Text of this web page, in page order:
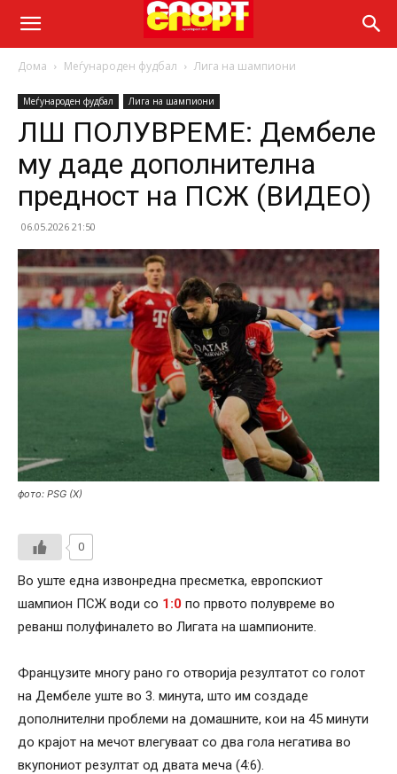
Дома Меѓународен фудбал Лига на шампиони
Меѓународен фудбал Лига на шампиони
ЛШ ПОЛУВРЕМЕ: Дембеле
му даде дополнителна
предност на ПСЖ (ВИДЕО)
06.05.2026 21:50
фото: PSG (X)
0
Во уште една извонредна пресметка, европскиот
шампион ПСЖ води со 1:0 по првото полувреме во
реванш полуфиналето во Лигата на шампионите.
Французите многу рано го отворија резултатот со голот
на Дембеле уште во 3. минута, што им создаде
дополнителни проблеми на домашните, кои на 45 минути
до крајот на мечот влегуваат со два гола негатива во
вкупониот резултат од двата меча (4:6).